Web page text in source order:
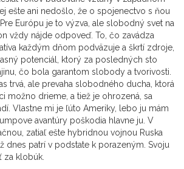
ešte ani nedošlo, že o spojenectvo s ňou
Európu je to výzva, ale slobodný svet na
vždy nájde odpoveď. To, čo zavádza
každým dňom podväzuje a škrtí zdroje,
potenciál, ktorý za posledných sto
čo bola garantom slobody a tvorivosti.
trvá, ale prevaha slobodného ducha, ktorá
možno drieme, a tiež je ohrozená, sa
Vlastne mi je ľúto Ameriky, lebo ju mám
avantúry poškodia hlavne ju. V
zatiaľ ešte hybridnou vojnou Ruska
dnes patrí v podstate k porazeným. Svoju
za klobúk.